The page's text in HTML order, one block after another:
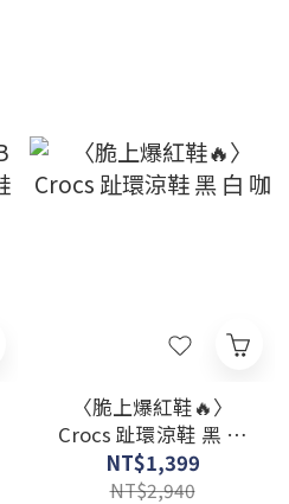
〈脆上爆紅鞋🔥〉
Crocs 趾環涼鞋 黑 白
咖
NT$1,399
NT$2,940